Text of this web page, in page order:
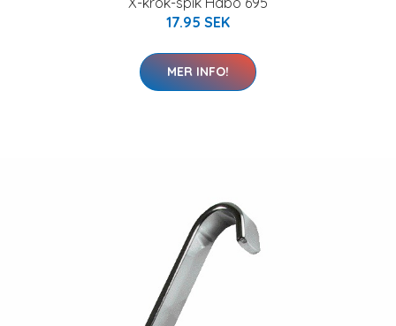
17.95 SEK
MER INFO!